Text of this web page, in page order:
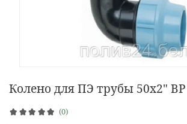
(0)
Колено для ПЭ трубы 50х2" ВР